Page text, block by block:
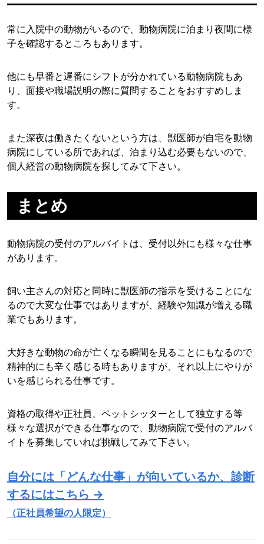
常に入院中の動物がいるので、動物病院に泊まり夜間に様
子を確認するところもあります。
他にも早番と遅番にシフトが分かれている動物病院もあ
り、面接や職場説明の際に質問することをおすすめしま
す。
また深夜は働きたくないという方は、獣医師が自宅を動物
病院にしている所であれば、泊まり込む必要もないので、
個人経営の動物病院を探してみて下さい。
まとめ
動物病院の受付のアルバイトは、受付以外にも様々な仕事
があります。
飼い主さんの対応と同時に獣医師の指示を受けることにな
るので大変な仕事ではありますが、経験や知識が増える職
業でもあります。
大好きな動物の命が亡くなる瞬間を見ることにもなるので
精神的にも辛く感じる時もありますが、それ以上にやりが
いを感じられる仕事です。
資格の取得や正社員、ペットシッターとして独立する等
様々な選択ができる仕事なので、動物病院で受付のアルバ
イトを募集していれば挑戦してみて下さい。
自分には「どんな仕事」が向いているか、診断
するにはこちら →
（正社員希望の人限定）